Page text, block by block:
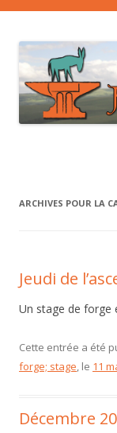
ARCHIVES POUR LA
Jeudi de
Un stage de forge
Cette entrée a été
forge; stage, le 11
Décembre